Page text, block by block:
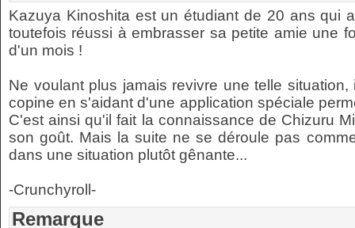
Kazuya Kinoshita est un étudiant de 20 ans qui
toutefois réussi à embrasser sa petite amie une
d'un mois !
Ne voulant plus jamais revivre une telle
copine en s'aidant d'une application spéciale
C'est ainsi qu'il fait la connaissance de Chizuru
son goût. Mais la suite ne se déroule pas
dans une situation plutôt gênante...
-Crunchyroll-
Remarque